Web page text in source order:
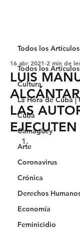
Todos los Artículos
Cultura
La Hora de Cuba |
Cuba
Camagüey
Arte
Coronavirus
Crónica
Derechos
Economía
Feminicidio
Todos los Artículos
LUIS
LAS
16 abr 2021 2 min de